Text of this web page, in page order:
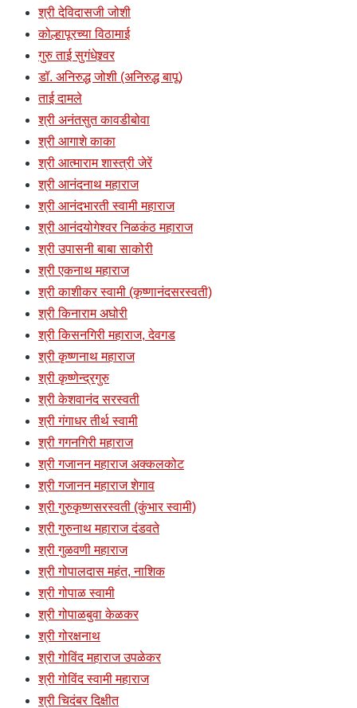
श्री देविदासजी जोशी
कोल्हापूरच्या विठामाई
गुरु ताई सुगंधेश्र्वर
डॉ. अनिरुद्ध जोशी (अनिरुद्ध बापू)
ताई दामले
श्री अनंतसुत कावडीबोवा
श्री आगाशे काका
श्री आत्माराम शास्त्री जेरें
श्री आनंदनाथ महाराज
श्री आनंदभारती स्वामी महाराज
श्री आनंदयोगेश्वर निळकंठ महाराज
श्री उपासनी बाबा साकोरी
श्री एकनाथ महाराज
श्री काशीकर स्वामी (कृष्णानंदसरस्वती)
श्री किनाराम अघोरी
श्री किसनगिरी महाराज, देवगड
श्री कृष्णनाथ महाराज
श्री कृष्णेन्द्रगुरु
श्री केशवानंद सरस्वती
श्री गंगाधर तीर्थ स्वामी
श्री गगनगिरी महाराज
श्री गजानन महाराज अक्कलकोट
श्री गजानन महाराज शेगाव
श्री गुरुकृष्णसरस्वती (कुंभार स्वामी)
श्री गुरुनाथ महाराज दंडवते
श्री गुळवणी महाराज
श्री गोपालदास महंत, नाशिक
श्री गोपाळ स्वामी
श्री गोपाळबुवा केळकर
श्री गोरक्षनाथ
श्री गोविंद महाराज उपळेकर
श्री गोविंद स्वामी महाराज
श्री चिदंबर दिक्षीत